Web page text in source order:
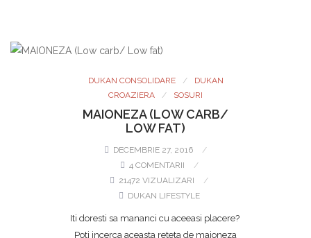
DUKAN CONSOLIDARE
DUKAN
CROAZIERA
SOSURI
MAIONEZA (LOW CARB/
LOW FAT)
DECEMBRIE 27, 2016
4 COMENTARII
21472 VIZUALIZARI
DUKAN LIFESTYLE
Iti doresti sa mananci cu aceeasi placere?
Poti incerca aceasta reteta de maioneza